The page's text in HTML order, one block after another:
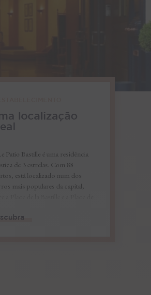
localização
Patio Bastille é uma residência
de 3 estrelas. Com 88
está localizado num dos
mais populares da capital,
das ruas mais pitorescas de